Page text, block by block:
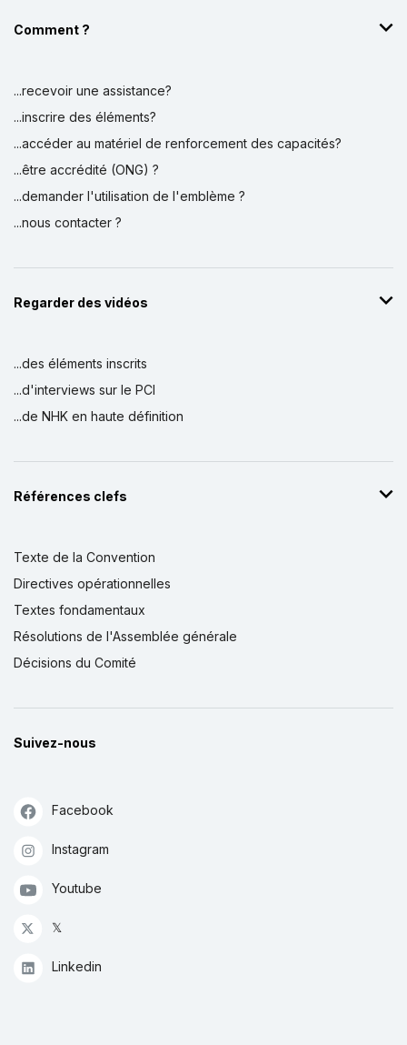
Comment ?
...recevoir une assistance?
...inscrire des éléments?
...accéder au matériel de renforcement des capacités?
...être accrédité (ONG) ?
...demander l'utilisation de l'emblème ?
...nous contacter ?
Regarder des vidéos
...des éléments inscrits
...d'interviews sur le PCI
...de NHK en haute définition
Références clefs
Texte de la Convention
Directives opérationnelles
Textes fondamentaux
Résolutions de l'Assemblée générale
Décisions du Comité
Suivez-nous
Facebook
Instagram
Youtube
𝕏
Linkedin